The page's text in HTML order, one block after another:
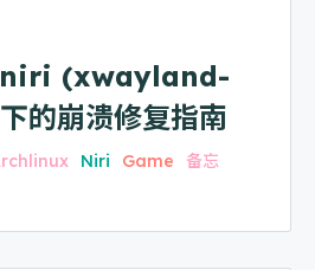
niri (xwayland-
的崩溃修复指南
Niri Game
备忘